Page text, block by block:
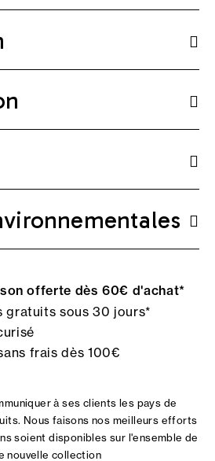
offerte dès 60€ d'achat*
gratuits sous 30 jours*
frais dès 100€
à ses clients les pays de
Nous faisons nos meilleurs efforts
soient disponibles sur l'ensemble de
nouvelle collection